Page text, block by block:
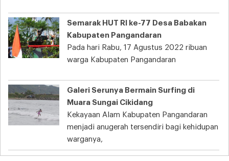
Semarak HUT RI ke-77 Desa Babakan
Kabupaten Pangandaran
Pada hari Rabu, 17 Agustus 2022 ribuan
warga Kabupaten Pangandaran
Galeri Serunya Bermain Surfing di
Muara Sungai Cikidang
Kekayaan Alam Kabupaten Pangandaran
menjadi anugerah tersendiri bagi kehidupan
warganya,